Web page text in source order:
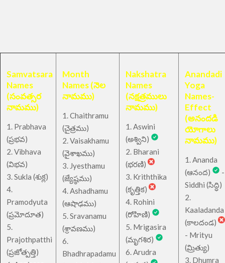
Samvatsara
Names
(సంవత్సర
నామము)
1. Prabhava
(ప్రభవ)
2. Vibhava
(విభవ)
3. Sukla (శుక్ల)
4.
Pramodyuta
(ప్రమోదూత)
5.
Prajothpatthi
(ప్రజోత్పత్తి)
Month
Names (నెల
నామము)
1. Chaithramu
(చైత్రము)
2. Vaisakhamu
(వైశాఖము)
3. Jyesthamu
(జ్యేష్ఠము)
4. Ashadhamu
(ఆషాఢము)
5. Sravanamu
(శ్రావణము)
6.
Bhadhrapadamu
Nakshatra
Names
(నక్షత్రములు
నామము)
1. Aswini
(అశ్విని)
2. Bharani
(భరణి)
3. Kriththika
(కృత్తిక)
4. Rohini
(రోహిణి)
5. Mrigasira
(మృగశిర)
6. Arudra
Anandadi
Yoga
Names-
Effect
(అనందడి
యోగాలు
నామము)
1. Ananda
(ఆనంద)
-
Siddhi (సిద్ధి)
2.
Kaaladanda
(కాలదండ)
- Mrityu
(మ్రిత్యు)
3. Dhumra